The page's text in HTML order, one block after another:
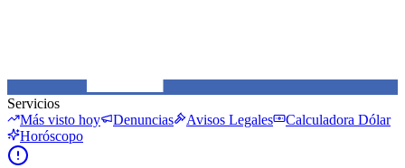
Servicios
Más visto hoy
Denuncias Avisos Legales
Calculadora Dólar
Horóscopo